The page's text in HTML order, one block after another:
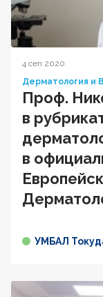
4 сеп 2020
Дерматология и
Проф.
в
в
УМБАЛ